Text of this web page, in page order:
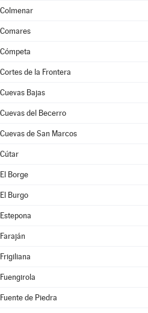
Colmenar
Comares
Cómpeta
Cortes de la Frontera
Cuevas Bajas
Cuevas del Becerro
Cuevas de San Marcos
Cútar
El Borge
El Burgo
Estepona
Faraján
Frigiliana
Fuengirola
Fuente de Piedra